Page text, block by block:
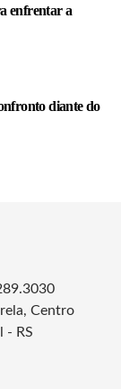
enfrentar a
diante do
Centro
- RS